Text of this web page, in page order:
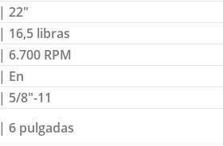
| 22″
| 16,5 libras
| 6.700 RPM
| En
| 5/8″-11
| 6 pulgadas